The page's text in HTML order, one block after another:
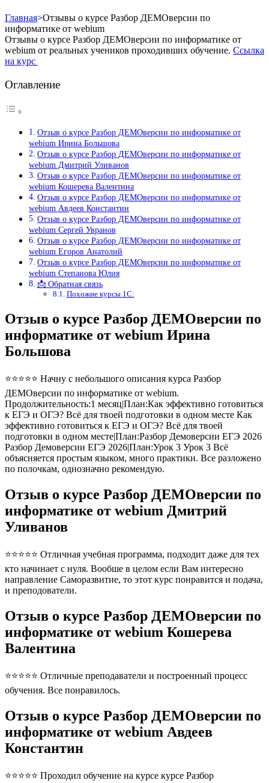
Главная>Отзывы о курсе Разбор ДЕМОверсии по
информатике от webium
Отзывы о курсе Разбор ДЕМОверсии по информатике от
webium от реальных учеников проходивших обучение. Ссылка
на курс
Оглавление
Отзыв о курсе Разбор ДЕМОверсии по информатике от
webium Ирина Большова
Отзыв о курсе Разбор ДЕМОверсии по информатике от
webium Дмитрий Уливанов
Отзыв о курсе Разбор ДЕМОверсии по информатике от
webium Кошерева Валентина
Отзыв о курсе Разбор ДЕМОверсии по информатике от
webium Авдеев Константин
Отзыв о курсе Разбор ДЕМОверсии по информатике от
webium Сергей Увранов
Отзыв о курсе Разбор ДЕМОверсии по информатике от
webium Егоров Анатолий
Отзыв о курсе Разбор ДЕМОверсии по информатике от
webium Степанова Юлия
📩 Обратная связь
Похожие курсы 1С:
Отзыв о курсе Разбор ДЕМОверсии по
информатике от webium Ирина
Большова
⭐⭐⭐⭐⭐ Начну с небольшого описания курса Разбор
ДЕМОверсии по информатике от webium.
Продолжительность:1 месяц|План:Как эффективно готовиться
к ЕГЭ и ОГЭ? Всё для твоей подготовки в одном месте Как
эффективно готовиться к ЕГЭ и ОГЭ? Всё для твоей
подготовки в одном месте|План:Разбор Демоверсии ЕГЭ 2026
Разбор Демоверсии ЕГЭ 2026|План:Урок 3 Урок 3 Всё
объясняется простым языком, много практики. Все разложено
по полочкам, однозначно рекомендую.
Отзыв о курсе Разбор ДЕМОверсии по
информатике от webium Дмитрий
Уливанов
⭐⭐⭐⭐⭐ Отличная учебная программа, подходит даже для тех
кто начинает с нуля. Вообше в целом если Вам интересно
направление Саморазвитие, то этот курс понравится и подача,
и преподователи.
Отзыв о курсе Разбор ДЕМОверсии по
информатике от webium Кошерева
Валентина
⭐⭐⭐⭐⭐ Отличные преподаватели и построенный процесс
обучения. Все понравилось.
Отзыв о курсе Разбор ДЕМОверсии по
информатике от webium Авдеев
Константин
⭐⭐⭐⭐⭐ Проходил обучение на курсе курсе Разбор